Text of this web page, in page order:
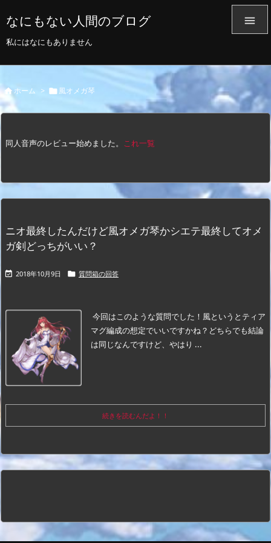
なにもない人間のブログ
私にはなにもありません

 ホーム > 風オメガ琴
同人音声のレビュー始めました。 これ一覧
ニオ最終したんだけど風オメガ琴かシエテ最終してオメ
ガ剣どっちがいい？
 2018年10月9日  質問箱の回答
今回はこのような質問でした！ 風というとティア
マグ編成の想定でいいですかね？どちらでも結論
は同じなんですけど、やはり ...
続きを読むんだよ！！